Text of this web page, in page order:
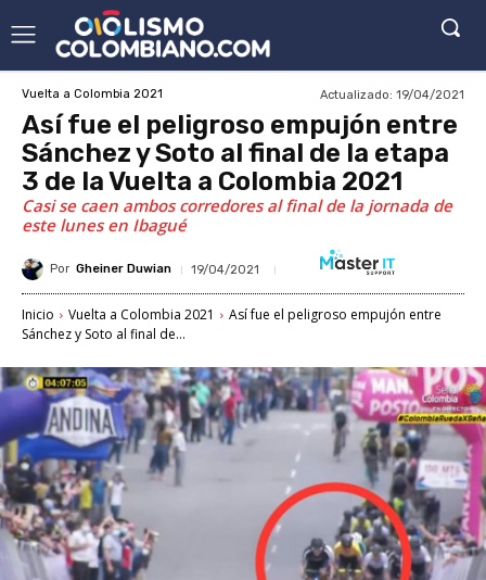
Vuelta a Colombia 2021 Actualizado: 19/04/2021
Así fue el peligroso empujón entre
Sánchez y Soto al final de la etapa
3 de la Vuelta a Colombia 2021
Casi se caen ambos corredores al final de la jornada de
este lunes en Ibagué
Por Gheiner Duwian 19/04/2021
Inicio Vuelta a Colombia 2021
Así fue el peligroso empujón entre
Sánchez y Soto al final de...